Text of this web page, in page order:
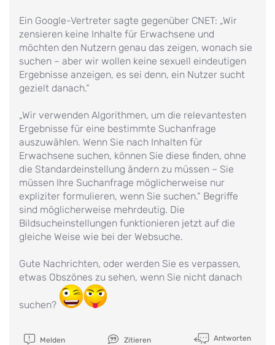
Ein Google-Vertreter sagte gegenüber CNET: „Wir
zensieren keine Inhalte für Erwachsene und
möchten den Nutzern genau das zeigen, wonach sie
suchen – aber wir wollen keine sexuell eindeutigen
Ergebnisse anzeigen, es sei denn, ein Nutzer sucht
gezielt danach.“
„Wir verwenden Algorithmen, um die relevantesten
Ergebnisse für eine bestimmte Suchanfrage
auszuwählen. Wenn Sie nach Inhalten für
Erwachsene suchen, können Sie diese finden, ohne
die Standardeinstellung ändern zu müssen – Sie
müssen Ihre Suchanfrage möglicherweise nur
expliziter formulieren, wenn Sie suchen.“ Begriffe
sind möglicherweise mehrdeutig. Die
Bildsucheinstellungen funktionieren jetzt auf die
gleiche Weise wie bei der Websuche.
Gute Nachrichten, oder werden Sie es verpassen,
etwas Obszönes zu sehen, wenn Sie nicht danach
suchen?
Melden Zitieren Antworten